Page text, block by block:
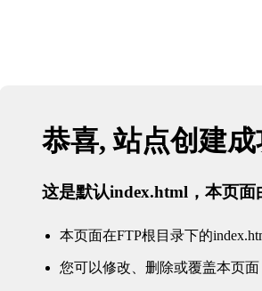
恭喜, 站点创建
这是默认index.html，本页面
本页面在FTP根目录下的
您可以修改、删除或覆盖本页面